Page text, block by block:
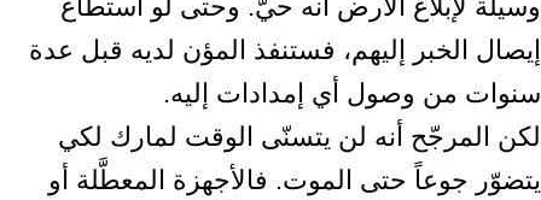
وسيلة لإبلاغ الأرض أنه حيّ. وحتى لو استطاع
إيصال الخبر إليهم، فستنفذ المؤن لديه قبل عدة
سنوات من وصول أي إمدادات إليه.
لكن المرجّح أنه لن يتسنّى الوقت لمارك لكي
يتضوّر جوعاً حتى الموت. فالأجهزة المعطَّلة أو